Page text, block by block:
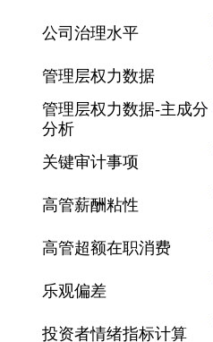
公司治理水平
管理层权力数据
管理层权力数据-主成分
分析
关键审计事项
高管薪酬粘性
高管超额在职消费
乐观偏差
投资者情绪指标计算